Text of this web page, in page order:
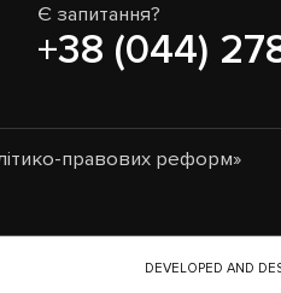
Є запитання?
+38 (044)
правових реформ»
DEVELOPED AND